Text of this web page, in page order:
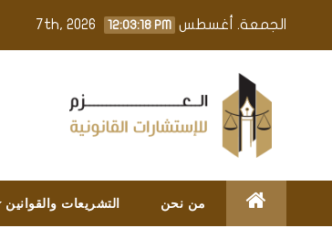
الجمعة. أغسطس 7th, 2026 12:03:18 PM
من نحن التشريعات والقوانين